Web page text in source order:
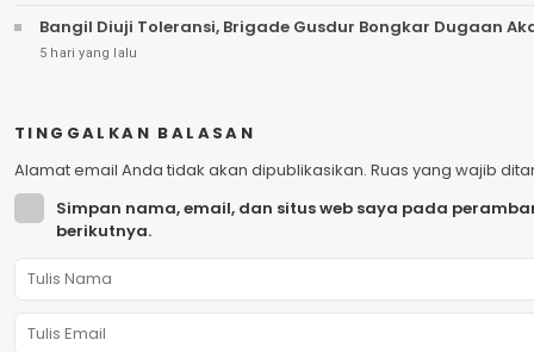
Bangil Diuji Toleransi, Brigade Gusdur Bongkar Dugaan
5 hari yang lalu
TINGGALKAN BALASAN
Alamat email Anda tidak akan dipublikasikan. Ruas yang wajib
Simpan nama, email, dan situs web saya pada
berikutnya.